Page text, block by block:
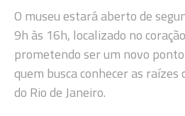
O museu estará aberto de
9h às 16h, localizado no
prometendo ser um novo
quem busca conhecer as
do Rio de Janeiro.